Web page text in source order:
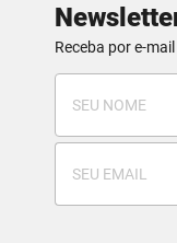
Receba por e-